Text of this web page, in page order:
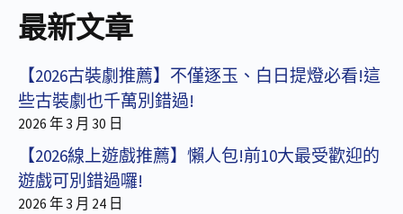
最新文章
【2026古裝劇推薦】不僅逐玉、白日提燈必看!這
些古裝劇也千萬別錯過!
2026 年 3 月 30 日
【2026線上遊戲推薦】懶人包!前10大最受歡迎的
遊戲可別錯過囉!
2026 年 3 月 24 日